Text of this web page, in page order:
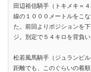
田辺裕信騎手（トキメキ＝
線の１０００メートルをこ
た。前回よりポジションを
ジ。別定で５４キロを背負
松若風馬騎手（ジュランビ
距離でも、このぐらいの着